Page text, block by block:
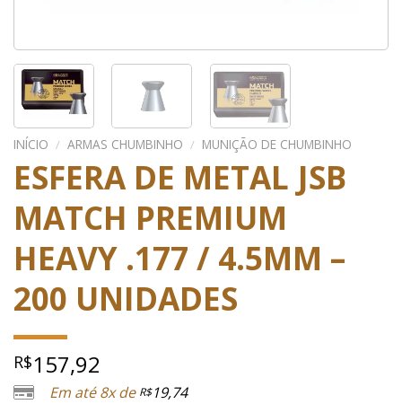
INÍCIO / ARMAS CHUMBINHO / MUNIÇÃO DE CHUMBINHO
ESFERA DE METAL JSB
MATCH PREMIUM
HEAVY .177 / 4.5MM –
200 UNIDADES
R$157,92
Em até 8x de R$19,74